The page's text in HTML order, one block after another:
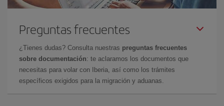
Preguntas frecuentes
¿Tienes dudas? Consulta nuestras preguntas frecuentes
sobre documentación: te aclaramos los documentos que
necesitas para volar con Iberia, así como los trámites
específicos exigidos para la migración y aduanas.